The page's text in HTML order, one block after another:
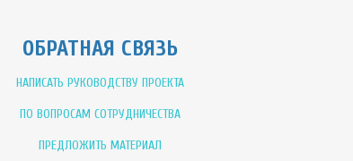
ОБРАТНАЯ СВЯЗЬ
НАПИСАТЬ РУКОВОДСТВУ ПРОЕКТА
ПО ВОПРОСАМ СОТРУДНИЧЕСТВА
ПРЕДЛОЖИТЬ МАТЕРИАЛ